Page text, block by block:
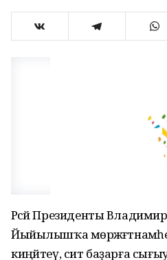
Рәсәй Президенты
Йыйылышҡа
киңәйтеү, сит баҙарға сығыу